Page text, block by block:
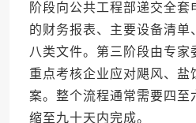
阶段向公共工程部递交全
的财务报表、主要设备清单
八类文件。第三阶段由专家
重点考核企业应对飓风、盐
案。整个流程通常需要四至
缩至九十天内完成。